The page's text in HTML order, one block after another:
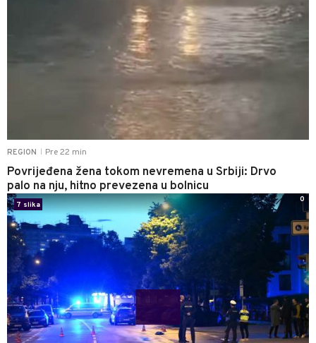
REGION Pre 22 min
Povrijeđena žena tokom nevremena u Srbiji: Drvo
palo na nju, hitno prevezena u bolnicu
7 slika
0